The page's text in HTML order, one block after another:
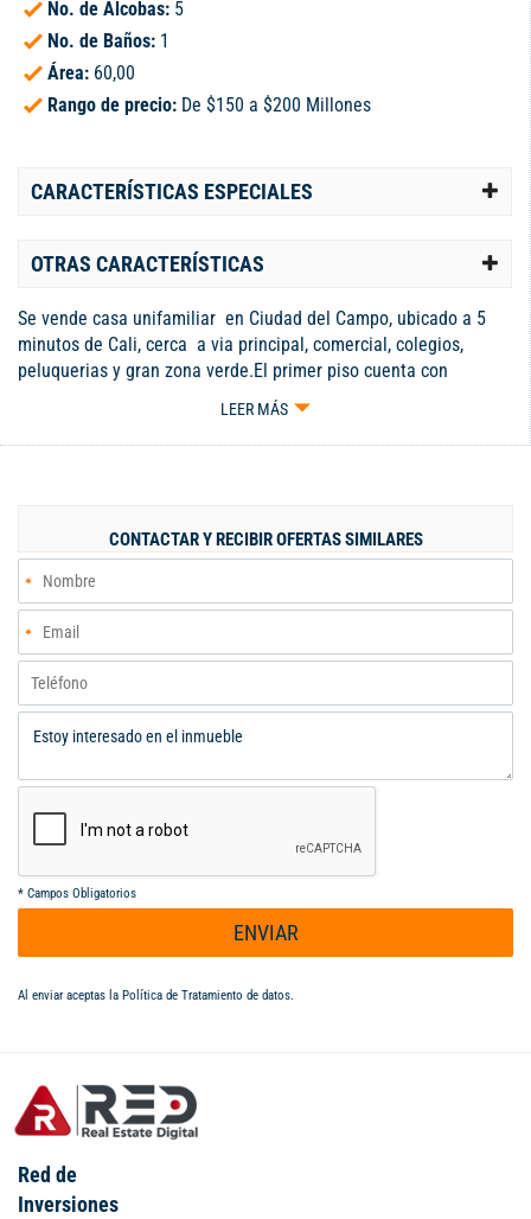
No. de Alcobas: 5
No. de Baños: 1
Área: 60,00
Rango de precio: De $150 a $200 Millones
CARACTERÍSTICAS ESPECIALES
OTRAS CARACTERÍSTICAS
Se vende casa unifamiliar en Ciudad del Campo, ubicado a 5
minutos de Cali, cerca a via principal, comercial, colegios,
peluquerias y gran zona verde.El primer piso cuenta con
parquedero, sala comedor, cocina, baño y una
principal con baño amplio balcon y zona de lavanderia... Código
LEER MÁS
CONTACTAR Y RECIBIR OFERTAS SIMILARES
* Campos Obligatorios
ENVIAR
Al enviar aceptas la Política de Tratamiento de datos.
Red de
Inversiones